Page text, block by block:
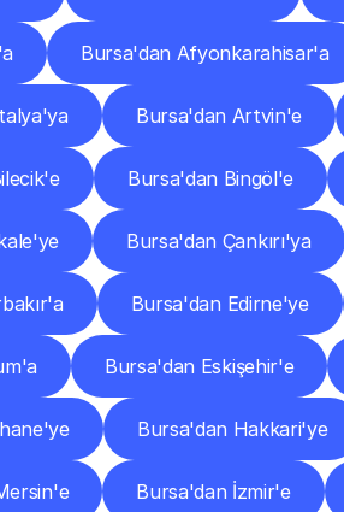
Bursa'dan Afyonkarahisar'a
Bursa'dan Artvin'e
Bursa'dan Bingöl'e
Bursa'dan Çankırı'ya
Bursa'dan Edirne'ye
Bursa'dan Eskişehir'e
Bursa'dan Hakkari'ye
Bursa'dan İzmir'e